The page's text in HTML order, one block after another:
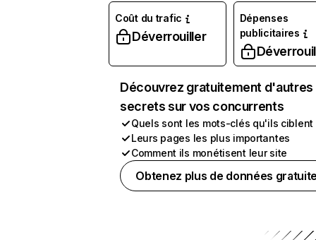
Coût du trafic
Déverrouiller
Dépenses
publicitaires
Découvrez gratuitement d'autres
secrets sur vos concurrents
Quels sont les mots-clés qu'ils ciblent
Leurs pages les plus importantes
Comment ils monétisent leur site
Obtenez plus de données